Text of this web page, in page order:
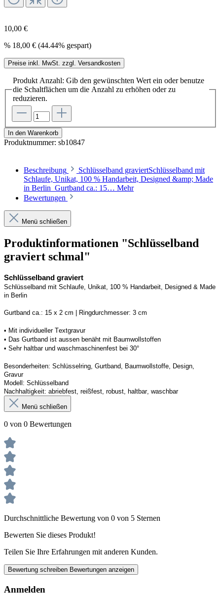
10,00 €
% 18,00 € (44.44% gespart)
Preise inkl. MwSt. zzgl. Versandkosten
Produkt Anzahl: Gib den gewünschten Wert ein oder benutze
die Schaltflächen um die Anzahl zu erhöhen oder zu
reduzieren.
In den Warenkorb
Produktnummer: sb10847
Beschreibung
Schlüsselband graviertSchlüsselband mit
Schlaufe, Unikat, 100 % Handarbeit, Designed &amp; Made
in Berlin Gurtband ca.: 15… Mehr
Bewertungen
Menü schließen
Produktinformationen "Schlüsselband
graviert schmal"
Schlüsselband graviert
Schlüsselband mit Schlaufe, Unikat, 100 % Handarbeit, Designed & Made
in Berlin
Gurtband ca.: 15 x 2 cm | Ringdurchmesser: 3 cm
• Mit individueller Textgravur
• Das Gurtband ist aussen benäht mit Baumwollstoffen
• Sehr haltbar und waschmaschinenfest bei 30°
Besonderheiten: Schlüsselring, Gurtband, Baumwollstoffe, Design,
Gravur
Modell: Schlüsselband
Nachhaltigkeit: abriebfest, reißfest, robust, haltbar, waschbar
Menü schließen
0 von 0 Bewertungen
Durchschnittliche Bewertung von 0 von 5 Sternen
Bewerten Sie dieses Produkt!
Teilen Sie Ihre Erfahrungen mit anderen Kunden.
Bewertung schreiben Bewertungen anzeigen
Anmelden